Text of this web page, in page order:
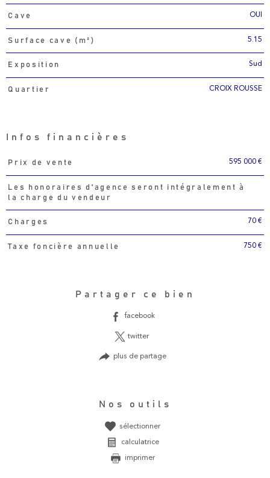
Cave OUI
Surface cave (m²) 5.15
Exposition Sud
Quartier CROIX ROUSSE
Infos financières
Caractéristiques Valeurs
Prix de vente 595 000 €
Les honoraires d'agence seront intégralement à
la charge du vendeur
Charges 70 €
Taxe foncière annuelle 750 €
Partager ce bien
facebook
twitter
plus de partage
Nos outils
sélectionner
calculatrice
imprimer